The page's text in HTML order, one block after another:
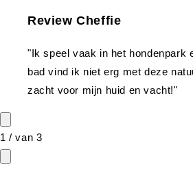
Review Cheffie
"Ik speel vaak in het hondenpark
bad vind ik niet erg met deze
zacht voor mijn huid en vacht!"
1 /van 3